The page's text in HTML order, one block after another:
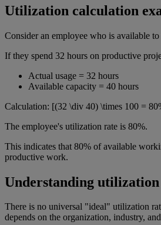
Utilization calculation
Consider an employee who is available
If they spend 32 hours on productive
Actual usage = 32 hours
Available capacity = 40 hours
Calculation: [(32 \div 40) \times 100 =
The employee's utilization rate is 80%.
This indicates that 80% of available
productive work.
Understanding utilization
There is no universal "ideal" utilization
depends on the organization, industry,